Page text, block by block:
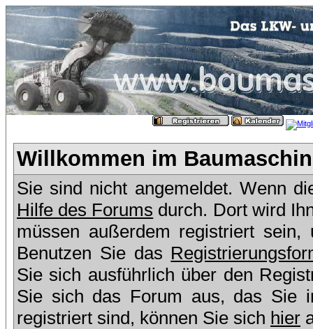
Willkommen im
Sie sind nicht angemeldet. Wenn
Hilfe des Forums durch. Dort wird
müssen außerdem registriert
Benutzen Sie das
Sie sich ausführlich über den
Sie sich das Forum aus, das Sie
registriert sind, können Sie sich hier